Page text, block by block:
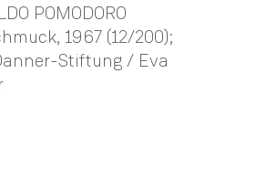
POMODORO
1967 (12/200);
Stiftung / Eva